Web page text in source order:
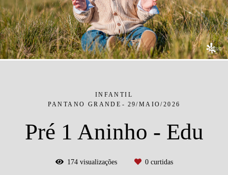
INFANTIL
PANTANO GRANDE
29/MAIO/2026
Pré 1 Aninho - Edu
174visualizações 0curtidas